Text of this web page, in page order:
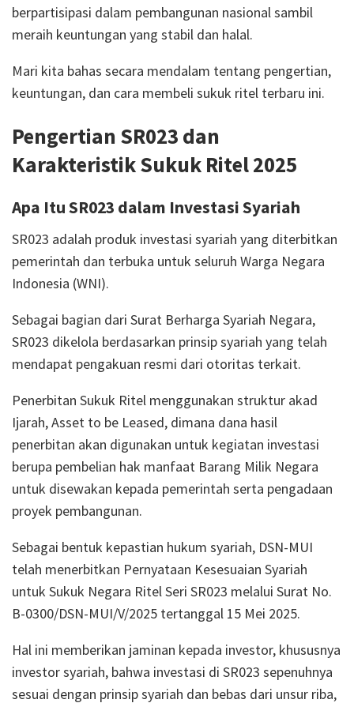
berpartisipasi dalam pembangunan nasional sambil
meraih keuntungan yang stabil dan halal.
Mari kita bahas secara mendalam tentang pengertian,
keuntungan, dan cara membeli sukuk ritel terbaru ini.
Pengertian SR023 dan
Karakteristik Sukuk Ritel 2025
Apa Itu SR023 dalam Investasi Syariah
SR023 adalah produk investasi syariah yang diterbitkan
pemerintah dan terbuka untuk seluruh Warga Negara
Indonesia (WNI).
Sebagai bagian dari Surat Berharga Syariah Negara,
SR023 dikelola berdasarkan prinsip syariah yang telah
mendapat pengakuan resmi dari otoritas terkait.
Penerbitan Sukuk Ritel menggunakan struktur akad
Ijarah, Asset to be Leased, dimana dana hasil
penerbitan akan digunakan untuk kegiatan investasi
berupa pembelian hak manfaat Barang Milik Negara
untuk disewakan kepada pemerintah serta pengadaan
proyek pembangunan.
Sebagai bentuk kepastian hukum syariah, DSN-MUI
telah menerbitkan Pernyataan Kesesuaian Syariah
untuk Sukuk Negara Ritel Seri SR023 melalui Surat No.
B-0300/DSN-MUI/V/2025 tertanggal 15 Mei 2025.
Hal ini memberikan jaminan kepada investor, khususnya
investor syariah, bahwa investasi di SR023 sepenuhnya
sesuai dengan prinsip syariah dan bebas dari unsur riba,